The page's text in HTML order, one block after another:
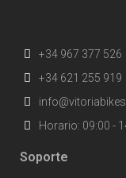
+34 967 377 526
+34 621 255 919
Horario: 09:00 -
Soporte